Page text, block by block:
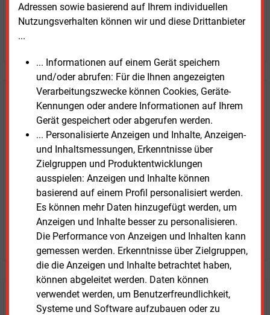
Adressen sowie basierend auf Ihrem individuellen
Nutzungsverhalten können wir und diese Drittanbieter
...
... Informationen auf einem Gerät speichern
und/oder abrufen: Für die Ihnen angezeigten
Verarbeitungszwecke können Cookies, Geräte-
Kennungen oder andere Informationen auf Ihrem
Gerät gespeichert oder abgerufen werden.
... Personalisierte Anzeigen und Inhalte, Anzeigen-
und Inhaltsmessungen, Erkenntnisse über
Zielgruppen und Produktentwicklungen
ausspielen: Anzeigen und Inhalte können
basierend auf einem Profil personalisiert werden.
Es können mehr Daten hinzugefügt werden, um
Anzeigen und Inhalte besser zu personalisieren.
Die Performance von Anzeigen und Inhalten kann
gemessen werden. Erkenntnisse über Zielgruppen,
die die Anzeigen und Inhalte betrachtet haben,
können abgeleitet werden. Daten können
verwendet werden, um Benutzerfreundlichkeit,
Systeme und Software aufzubauen oder zu
Testen SieE&M
kostenlos und
unverbindlich
Zwei Wochen kostenfreier Zugang
Zugang auf stündlich aktualisierte Nachrichten mit
Prognose- und Marktdaten
+ einmal täglich E&M daily
+ zwei Ausgaben der Zeitung E&M
ohne automatische Verlängerung
JETZT KOSTENLOS TESTEN
Login für Kunden